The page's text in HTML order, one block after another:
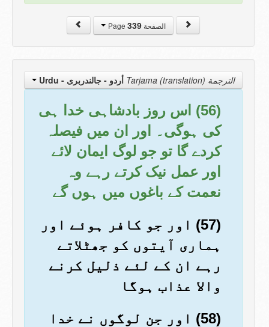
الصفحة Page339
الترجمة Tarjama (translation) أردو - جالندربرى - Urdu
(56) اس روز بادشاہی خدا ہی
کی ہوگی۔ اور ان میں فیصلہ
کردے گا تو جو لوگ ایمان لائے
اور عمل نیک کرتے رہے وہ
نعمت کے باغوں میں ہوں گے
(57) اور جو کافر ہوئے اور
ہماری آیتوں کو جھٹلاتے
رہے ان کے لئے ذلیل کرنے
والا عذاب ہوگا
(58) اور جن لوگوں نے خدا